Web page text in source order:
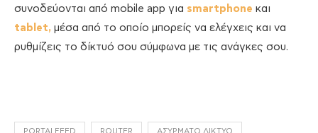
συνοδεύονται από mobile app για smartphone και
tablet, μέσα από το οποίο μπορείς να ελέγχεις και να
ρυθμίζεις το δίκτυό σου σύμφωνα με τις ανάγκες σου.
PORTALFEED ROUTER ΑΣΎΡΜΑΤΟ ΔΊΚΤΥΟ